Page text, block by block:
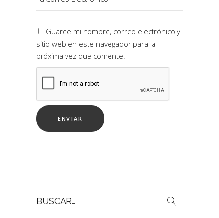
Guarde mi nombre, correo electrónico y
sitio web en este navegador para la
próxima vez que comente.
por: